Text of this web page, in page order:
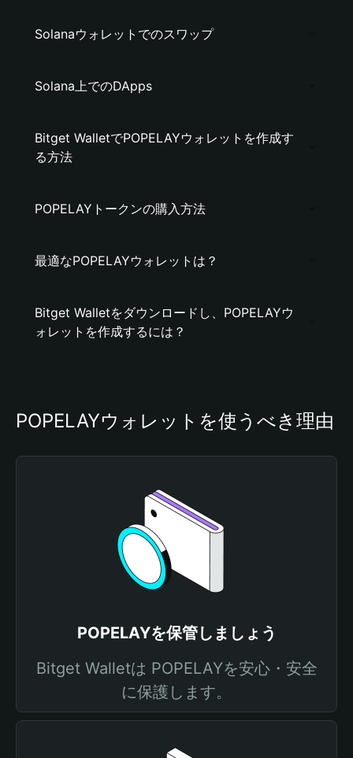
Solanaウォレットでのスワップ
Solana上でのDApps
Bitget WalletでPOPELAYウォレットを作成す
る方法
POPELAYトークンの購入方法
最適なPOPELAYウォレットは？
Bitget Walletをダウンロードし、POPELAYウ
ォレットを作成するには？
POPELAYウォレットを使うべき理由
POPELAYを保管しましょう
Bitget Walletは POPELAYを安心・安全
に保護します。